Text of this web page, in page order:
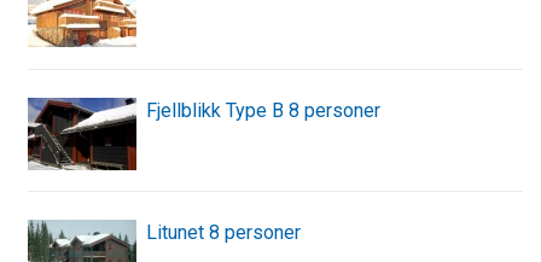
Fjellblikk Type B 8 personer
Litunet 8 personer